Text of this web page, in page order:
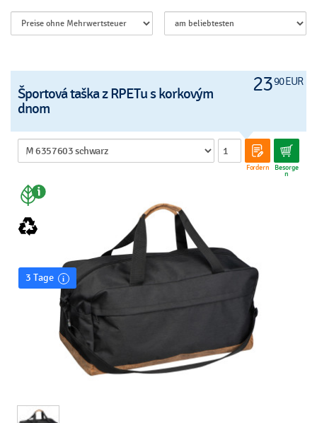
2390 EUR
Športová taška z RPETu s korkovým
dnom
Fordern Besorge
n
3 Tage